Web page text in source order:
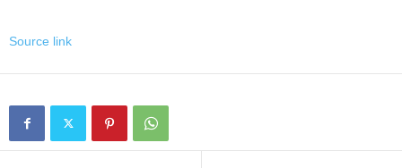
Source link